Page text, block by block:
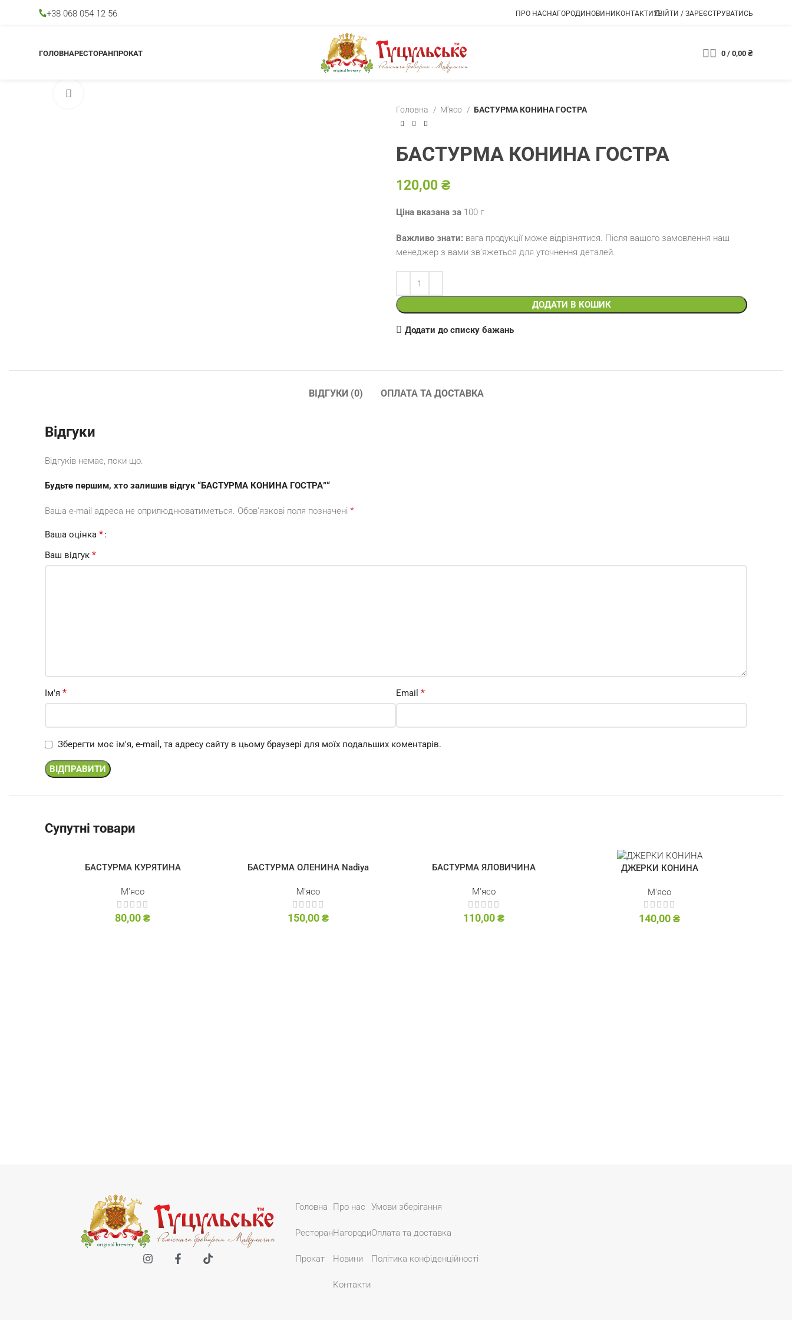
+38 068 054 12 56 ПРО НАСНАГОРОДИНОВИНИКОНТАКТИУВІЙТИ / ЗАРЕЄСТРУВАТИСЬ
ГОЛОВНАРЕСТОРАНПРОКАТ 0 / 0,00 ₴
Головна
М'ясо БАСТУРМА КОНИНА ГОСТРА
БАСТУРМА КОНИНА ГОСТРА
₴
Ціна вказана за 100 г
Важливо знати: вага продукції може відрізнятися. Після вашого замовлення наш
менеджер з вами зв’яжеться для уточнення деталей.
ДОДАТИ В КОШИК
Додати до списку бажань
ВІДГУКИ (0) ОПЛАТА ТА ДОСТАВКА
Відгуки
Відгуків немає, поки що.
Будьте першим, хто залишив відгук “БАСТУРМА КОНИНА ГОСТРА”“
Ваша e-mail адреса не оприлюднюватиметься. Обов’язкові поля позначені *
Ваша оцінка *
Ваш відгук *
Ім'я * Email *
Зберегти моє ім'я, e-mail, та адресу сайту в цьому браузері для моїх подальших коментарів.
Супутні товари
БАСТУРМА КУРЯТИНА
М'ясо
80,00₴
БАСТУРМА ОЛЕНИНА Nadiya
М'ясо
150,00₴
БАСТУРМА ЯЛОВИЧИНА
М'ясо
110,00₴
ДЖЕРКИ КОНИНА
М'ясо
140,00₴
Головна
Ресторан
Прокат
Про нас
Нагороди
Новини
Контакти
Умови зберігання
Оплата та доставка
Політика конфіденційності